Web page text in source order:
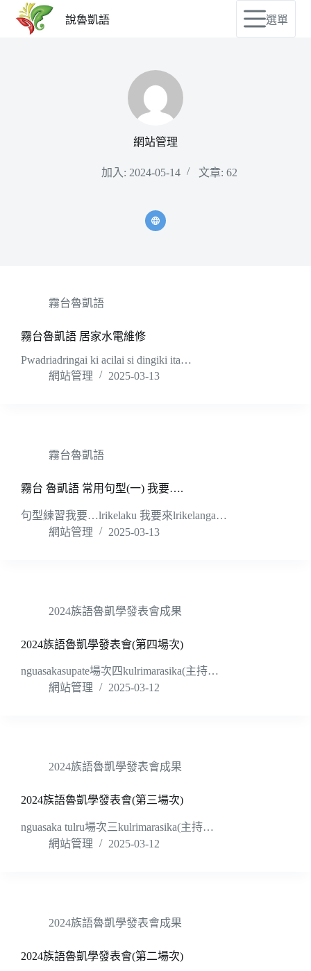
說魯凱語 選單
網站管理
加入: 2024-05-14 文章: 62
霧台魯凱語
霧台魯凱語 居家水電維修
Pwadriadringai ki acilai si dingiki ita…
網站管理
2025-03-13
霧台魯凱語
霧台 魯凱語 常用句型(一) 我要….
句型練習我要…lrikelaku 我要來lrikelanga…
網站管理
2025-03-13
2024族語魯凱學發表會成果
2024族語魯凱學發表會(第四場次)
nguasakasupate場次四kulrimarasika(主持…
網站管理
2025-03-12
2024族語魯凱學發表會成果
2024族語魯凱學發表會(第三場次)
nguasaka tulru場次三kulrimarasika(主持…
網站管理
2025-03-12
2024族語魯凱學發表會成果
2024族語魯凱學發表會(第二場次)